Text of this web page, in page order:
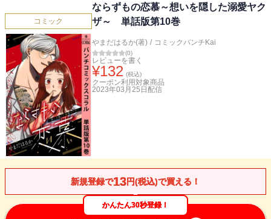
コミック
ならずもの恋慕～想いを隠した溺愛ヤク
ザ～ 単話版第10巻
やまだはるか(著) / コミックバンチKai
(0)
レビューを書く
¥132 (税込)
クーポン利用対象商品
2023年03月25日 配信
新規登録で13円(税込)で買える！
かんたん30秒登録！